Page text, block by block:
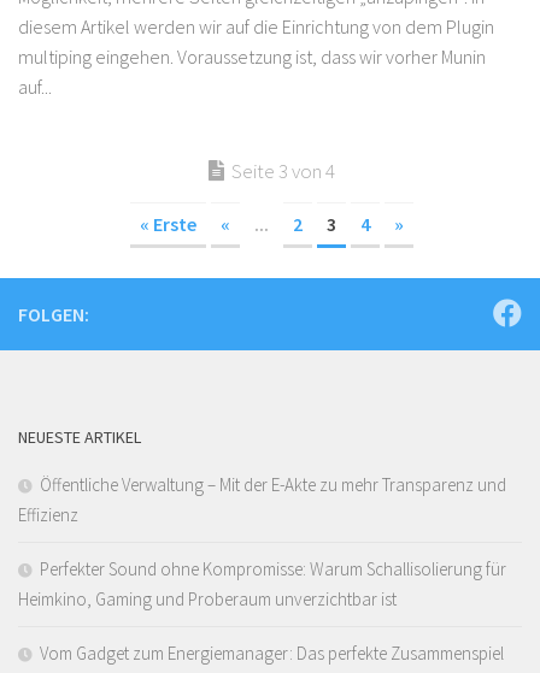
diesem Artikel werden wir auf die Einrichtung von dem Plugin
multiping eingehen. Voraussetzung ist, dass wir vorher Munin
auf...
Seite 3 von 4
« Erste « ... 2 3 4 »
FOLGEN:
NEUESTE ARTIKEL
Öffentliche Verwaltung – Mit der E-Akte zu mehr Transparenz und
Effizienz
Perfekter Sound ohne Kompromisse: Warum Schallisolierung für
Heimkino, Gaming und Proberaum unverzichtbar ist
Vom Gadget zum Energiemanager: Das perfekte Zusammenspiel